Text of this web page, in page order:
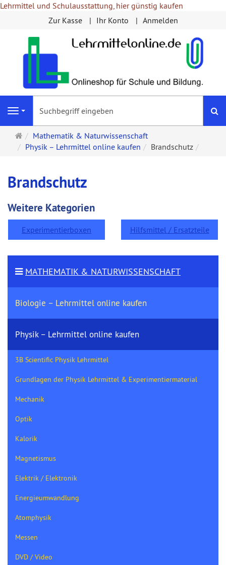
Lehrmittel und Schulausstattung, hier günstig kaufen
Zur Kasse
Ihr Konto Anmelden
Navigation
Startseite
Mathematik & Naturwissenschaft
Physik – Lehrmittel online kaufen
Brandschutz
Brandschutz
Weitere Kategorien
Experimentierboxen Hilfsmittel / Ersatzteile
MATHEMATIK & NATURWISSENSCHAFT
Biologie – Lehrmittel online kaufen
Physik – Lehrmittel online kaufen
3B Scientific Physik Lehrmittel
Grundlagen der Physik Lehrmittel & Experimentiermaterial
Mechanik
Optik
Kalorik
Magnetismus
Elektrik / Elektronik
Energieumwandlung
Atomphysik
Messen
DVD / Video